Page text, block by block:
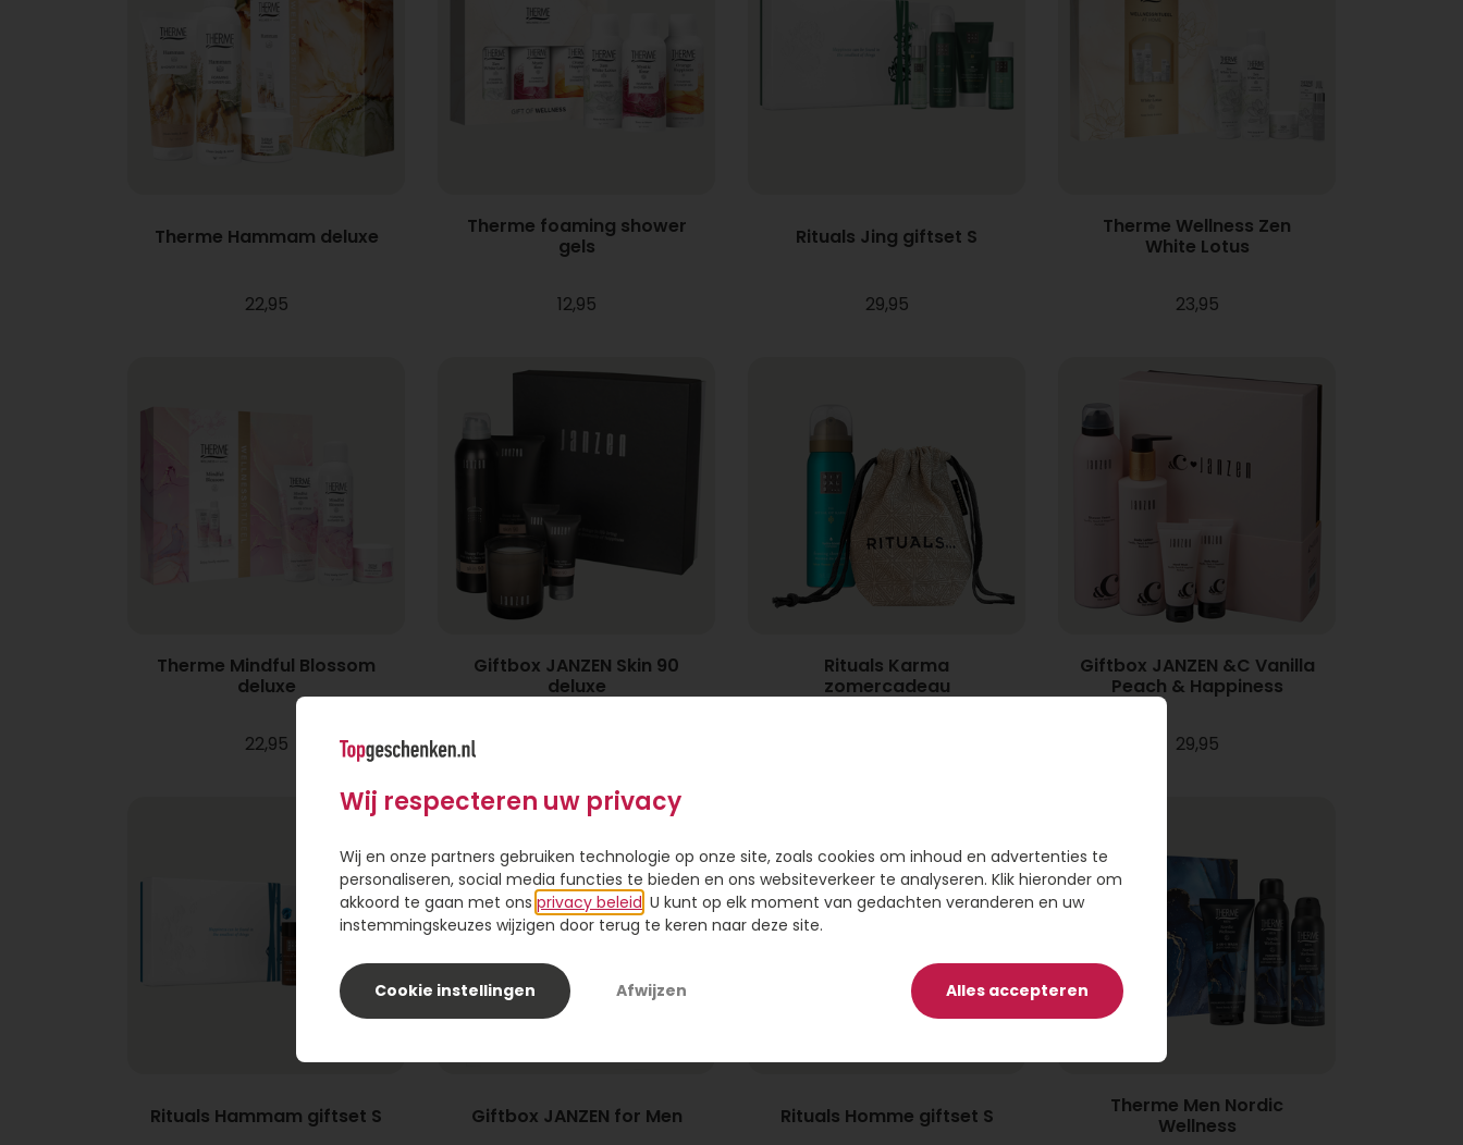
Therme Hammam deluxe
22,95
Therme foaming shower
gels
12,95
Rituals Jing giftset S
29,95
Therme Wellness Zen
White Lotus
23,95
Therme Mindful Blossom
deluxe
22,95
Giftbox JANZEN Skin 90
deluxe
Rituals Karma
zomercadeau
Giftbox JANZEN &C Vanilla
Peach & Happiness
29,95
Rituals Hammam giftset S Giftbox JANZEN for Men Rituals Homme giftset S
Therme Men Nordic
Wellness
Wij respecteren uw privacy
Wij en onze partners gebruiken technologie op onze site, zoals cookies om inhoud en advertenties te
personaliseren, social media functies te bieden en ons websiteverkeer te analyseren. Klik hieronder om
akkoord te gaan met ons privacy beleid . U kunt op elk moment van gedachten veranderen en uw
instemmingskeuzes wijzigen door terug te keren naar deze site.
Alles accepteren
Cookie instellingen Afwijzen